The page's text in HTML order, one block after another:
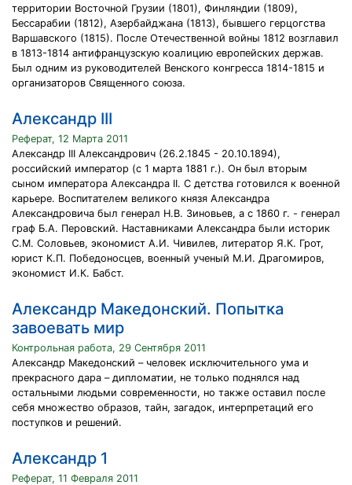
территории Восточной Грузии (1801), Финляндии (1809),
Бессарабии (1812), Азербайджана (1813), бывшего герцогства
Варшавского (1815). После Отечественной войны 1812 возглавил
в 1813-1814 антифранцузскую коалицию европейских держав.
Был одним из руководителей Венского конгресса 1814-1815 и
организаторов Священного союза.
Александр III
Реферат, 12 Марта 2011
Александр III Александрович (26.2.1845 - 20.10.1894),
российский император (с 1 марта 1881 г.). Он был вторым
сыном императора Александра II. С детства готовился к военной
карьере. Воспитателем великого князя Александра
Александровича был генерал Н.В. Зиновьев, а с 1860 г. - генерал
граф Б.А. Перовский. Наставниками Александра были историк
С.М. Соловьев, экономист А.И. Чивилев, литератор Я.К. Грот,
юрист К.П. Победоносцев, военный ученый М.И. Драгомиров,
экономист И.К. Бабст.
Александр Македонский. Попытка
завоевать мир
Контрольная работа, 29 Сентября 2011
Александр Македонский – человек исключительного ума и
прекрасного дара – дипломатии, не только поднялся над
остальными людьми современности, но также оставил после
себя множество образов, тайн, загадок, интерпретаций его
поступков и решений.
Александр 1
Реферат, 11 Февраля 2011